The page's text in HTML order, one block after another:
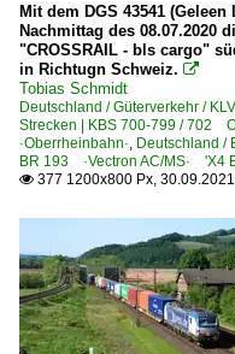
Mit dem DGS 43541
Nachmittag des 08.07.2020
"CROSSRAIL - bls cargo"
in Richtugn Schweiz. 
Tobias Schmidt
Deutschland / Güterverkehr /
Strecken | KBS 700-799 / 702
·Oberrheinbahn·, Deutschland /
BR 193 ·Vectron AC/MS· 'X4
 377 1200x800 Px, 30.09.2021